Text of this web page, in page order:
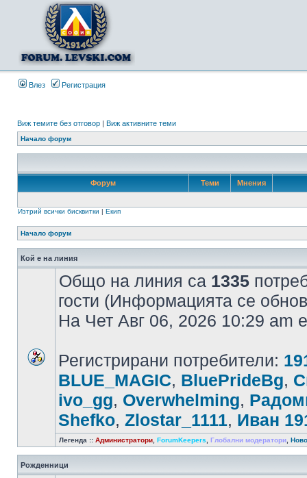
Влез Регистрация
Виж темите без отговор | Виж активните теми
Начало форум
Форум Теми Мнения
Изтрий всички бисквитки | Екип
Начало форум
Кой е на линия
Общо на линия са 1335
гости (Информацията се
На Чет Авг 06, 2026 10:29
Регистрирани потребители:
BLUE_MAGIC, BluePrideBg,
ivo_gg, Overwhelming,
Shefko, Zlostar_1111, Иван
Легенда :: Администратори ForumKeepers Глобални модератори
Рожденници